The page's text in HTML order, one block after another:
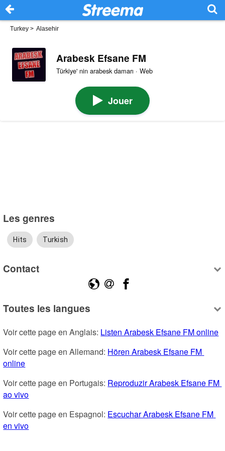
Turkey > Alasehir
Arabesk Efsane FM
Türkiye' nin arabesk damarı · Web
Jouer
Les genres
Hits Turkish
Contact
Toutes les langues
Voir cette page en Anglais: Listen Arabesk Efsane FM online
Voir cette page en Allemand: Hören Arabesk Efsane FM
online
Voir cette page en Portugais: Reproduzir Arabesk Efsane FM
ao vivo
Voir cette page en Espagnol: Escuchar Arabesk Efsane FM
en vivo